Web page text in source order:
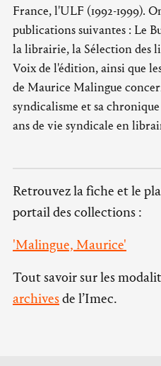
France, l'ULF (1992-1999).
publications suivantes : Le
la librairie, la Sélection des
Voix de l'édition, ainsi que
de Maurice Malingue
syndicalisme et sa
ans de vie syndicale en
Retrouvez la fiche et le
portail des collections :
'Malingue, Maurice'
Tout savoir sur les
archivesde l’Imec.